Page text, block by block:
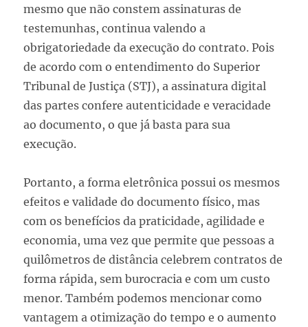
mesmo que não constem assinaturas de
testemunhas, continua valendo a
obrigatoriedade da execução do contrato. Pois
de acordo com o entendimento do Superior
Tribunal de Justiça (STJ), a assinatura digital
das partes confere autenticidade e veracidade
ao documento, o que já basta para sua
execução.
Portanto, a forma eletrônica possui os mesmos
efeitos e validade do documento físico, mas
com os benefícios da praticidade, agilidade e
economia, uma vez que permite que pessoas a
quilômetros de distância celebrem contratos de
forma rápida, sem burocracia e com um custo
menor. Também podemos mencionar como
vantagem a otimização do tempo e o aumento